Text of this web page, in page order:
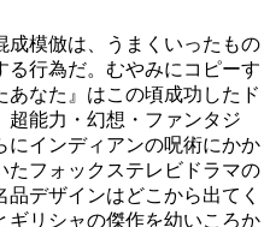
成模倣は、うまくいったもの
る行為だ。むやみにコピーす
あなた』はこの頃成功したド
超能力・幻想・ファンタジ
インディアンの呪術にかか
たフォックステレビドラマの
デザインはどこから出てく
ギリシャの傑作を幼いころか